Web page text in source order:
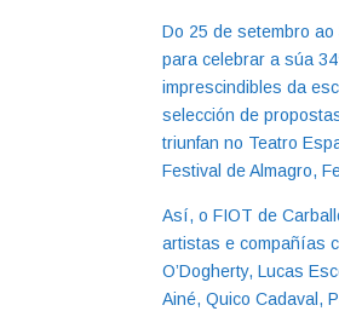
Do 25 de setembro
para celebrar a súa
imprescindibles da
selección de
triunfan no Teatro
Festival de Almagro,
Así, o FIOT de
artistas e compañías
O’Dogherty, Lucas
Ainé, Quico Cadaval,